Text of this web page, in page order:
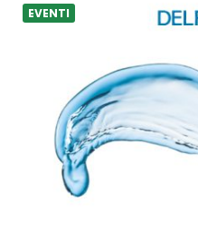
EVENTI